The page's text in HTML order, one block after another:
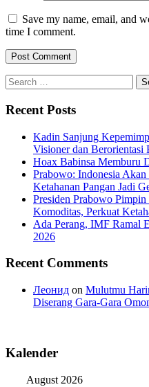
Save my name, email, and
time I comment.
Search
for:
Recent Posts
Kadin Sanjung
Visioner dan Berorientasi
Hoax Babinsa Memburu
Prabowo: Indonesia
Ketahanan Pangan Jadi
Presiden Prabowo Pimpin
Komoditas, Perkuat
Ada Perang, IMF Ramal
2026
Recent Comments
Леонид on Mulutmu
Diserang Gara-Gara
Kalender
August 2026